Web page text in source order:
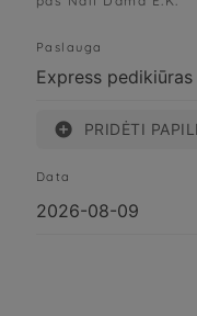
Paslauga
 PRIDĖTI
Data